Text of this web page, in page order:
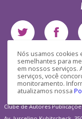
Nós usamos cookies
semelhantes para
em nossos serviços.
serviços, você
monitoramento.
atualizamos nossa
Clube de Autores